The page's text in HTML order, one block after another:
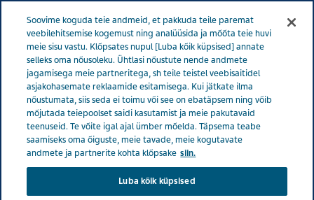
EESTI
Estonia Uudised ja meedia
Populaarsemad lood
Säästame koos vett
Säästame koos vett
Soovime koguda teie andmeid, et pakkuda teile paremat
veebilehitsemise kogemust ning analüüsida ja mõõta teie huvi
meie sisu vastu. Klõpsates nupul [Luba kõik küpsised] annate
selleks oma nõusoleku. Ühtlasi nõustute nende andmete
jagamisega meie partneritega, sh teile teistel veebisaitidel
asjakohasemate reklaamide esitamisega. Kui jätkate ilma
nõustumata, siis seda ei toimu või see on ebatäpsem ning võib
mõjutada teiepoolset saidi kasutamist ja meie pakutavaid
teenuseid. Te võite igal ajal ümber mõelda. Täpsema teabe
saamiseks oma õiguste, meie tavade, meie kogutavate
andmete ja partnerite kohta klõpsake siin.
Luba kõik küpsised